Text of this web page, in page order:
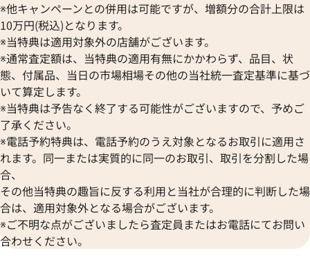
ルイ・ヴィトン モノグラムマカサー ジッ
ピーウォレットヴェルディカル 財布
M60109
ルイ・ヴィトン
トフォイユタノン
※他キャンペーンとの併用は可能ですが、増額分の合計上限は
10万円(税込)となります。
※当特典は適用対象外の店舗がございます。
※通常査定額は、当特典の適用有無にかかわらず、品目、状
態、付属品、当日の市場相場その他の当社統一査定基準に基づ
いて算定します。
※当特典は予告なく終了する可能性がございますので、予めご
了承ください。
※電話予約特典は、電話予約のうえ対象となるお取引に適用さ
れます。同一または実質的に同一のお取引、取引を分割した場
合、
その他当特典の趣旨に反する利用と当社が合理的に判断した場
合は、適用対象外となる場合がございます。
※ご不明な点がございましたら査定員またはお電話にてお問い
合わせください。